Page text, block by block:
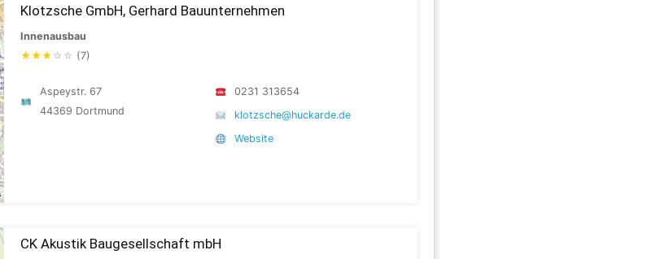
Klotzsche GmbH, Gerhard Bauunternehmen
Innenausbau
★★★ ☆ ☆ (7)
Aspeystr. 67
44369 Dortmund
0231 313654
klotzsche@huckarde.de
Website
CK Akustik Baugesellschaft mbH